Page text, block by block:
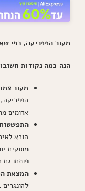
מקור הפפריקה, כפי
הנה כמה נקודות
מקור
אדומים
הובא
מתוקים
פותחו גם
המצאת